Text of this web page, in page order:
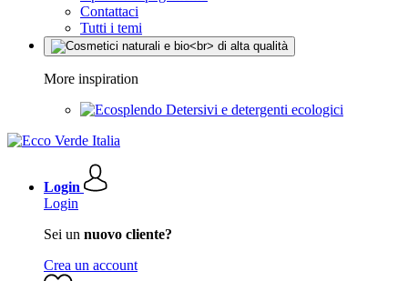
Contattaci
Tutti i temi
More inspiration
Detersivi e detergenti ecologici
Login
Login
Sei un nuovo cliente?
Crea un account